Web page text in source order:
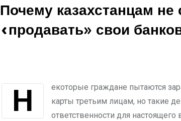
Почему казахстанцам не
«продавать» свои
Некоторые граждане пытаются заработать, «продавая» свои банковские
карты третьим лицам, но такие
ответственности для